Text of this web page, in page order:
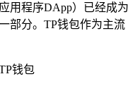
用程序DApp）已经成为
部分。TP钱包作为主流
钱包